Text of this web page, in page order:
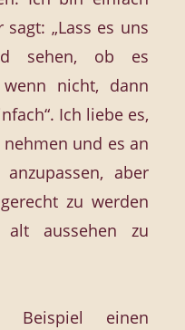
„Lass es uns
sehen, ob es
nicht, dann
Ich liebe es,
und es an
aber
zu werden
aussehen zu
einen